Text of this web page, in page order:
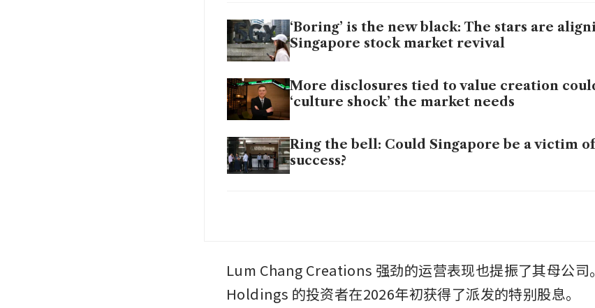
‘Boring’ is the new black: The stars are
Singapore stock market revival
More disclosures tied to value creation
‘culture shock’ the market needs
Ring the bell: Could Singapore be a victim
success?
Lum Chang Creations 强劲的运营表现也提振了其母公
Holdings 的投资者在2026年初获得了派发的特别股息。